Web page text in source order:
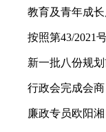
教育及青年成长局
按照第43/2021号
新一批八份规划前
行政会完成会商《
廉政专员欧阳湘日